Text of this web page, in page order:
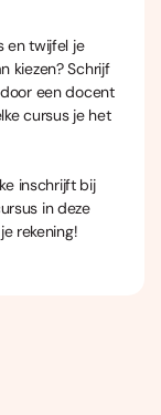
en twijfel je
kiezen? Schrijf
een docent
cursus je het
inschrijft bij
in deze
rekening!